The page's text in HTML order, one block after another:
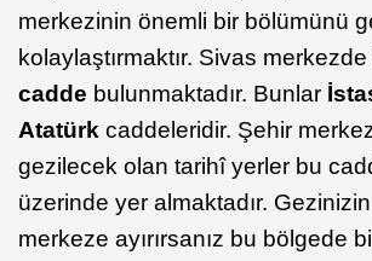
merkezinin önemli bir bölümünü
kolaylaştırmaktır. Sivas merkezde
cadde bulunmaktadır. Bunlar
Atatürk caddeleridir. Şehir
gezilecek olan tarihî yerler bu
üzerinde yer almaktadır.
merkeze ayırırsanız bu bölgede